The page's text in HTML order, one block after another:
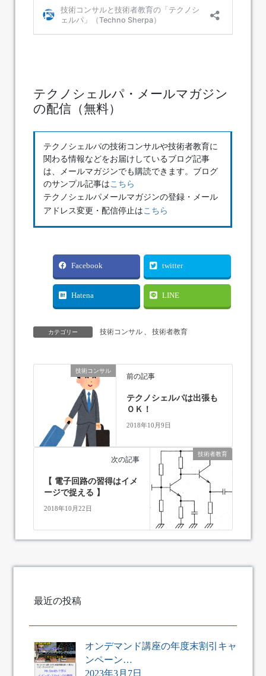
テクノシェルパ・メールマガジン
の配信（無料）
テクノシェルパの技術コンサルや技術者教育に
関わる情報などをお届けしているブログ記事
は、メールマガジンでも購読できます。ブログ
のサンプル記事はこちら
テクノシェルパメールマガジンの登録・メール
アドレス変更・配信停止はこちら
Facebook twitter
Hatena LINE
カテゴリー 技術コンサル 、 技術者教育
技術コンサル
前の記事
テクノシェルパは出張も
ＯＫ！
2018年10月9日
技術者教育
次の記事
【 電子回路の習得はイメ
ージで捉える 】
2018年10月22日
最近の投稿
オンデマンド講座の年度末割引キャ
ンペーン…
2023年3月7日